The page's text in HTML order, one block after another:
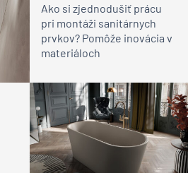
Ako si zjednodušiť prácu
pri montáži sanitárnych
prvkov? Pomôže inovácia v
materiáloch